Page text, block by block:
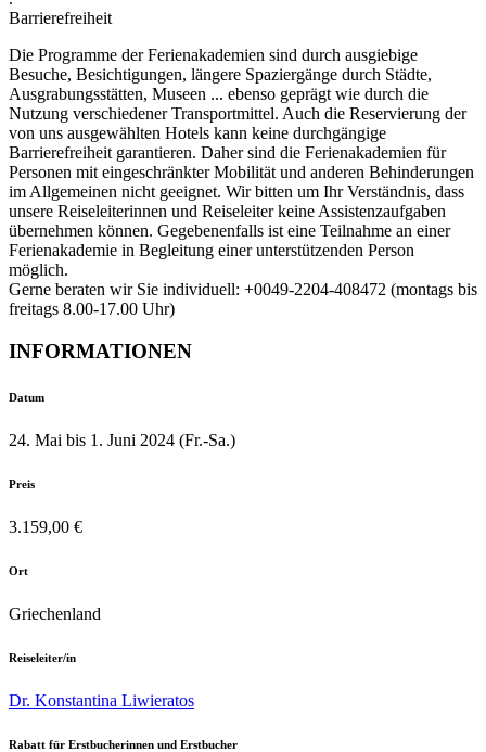
Barrierefreiheit
Die Programme der Ferienakademien sind durch ausgiebige
Besuche, Besichtigungen, längere Spaziergänge durch Städte,
Ausgrabungsstätten, Museen ... ebenso geprägt wie durch die
Nutzung verschiedener Transportmittel. Auch die Reservierung der
von uns ausgewählten Hotels kann keine durchgängige
Barrierefreiheit garantieren. Daher sind die Ferienakademien für
Personen mit eingeschränkter Mobilität und anderen Behinderungen
im Allgemeinen nicht geeignet. Wir bitten um Ihr Verständnis, dass
unsere Reiseleiterinnen und Reiseleiter keine Assistenzaufgaben
übernehmen können. Gegebenenfalls ist eine Teilnahme an einer
Ferienakademie in Begleitung einer unterstützenden Person
möglich.
Gerne beraten wir Sie individuell: +0049-2204-408472 (montags bis
freitags 8.00-17.00 Uhr)
INFORMATIONEN
Datum
24. Mai bis 1. Juni 2024 (Fr.-Sa.)
Preis
3.159,00 €
Ort
Griechenland
Reiseleiter/in
Dr. Konstantina Liwieratos
Rabatt für Erstbucherinnen und Erstbucher